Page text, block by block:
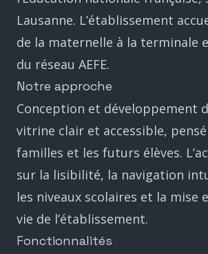
Lausanne. L’établissement
de la maternelle à la terminale
du réseau AEFE.
Notre approche
Conception et développement
vitrine clair et accessible,
familles et les futurs élèves.
sur la lisibilité, la navigation
les niveaux scolaires et la mise
vie de l’établissement.
Fonctionnalités